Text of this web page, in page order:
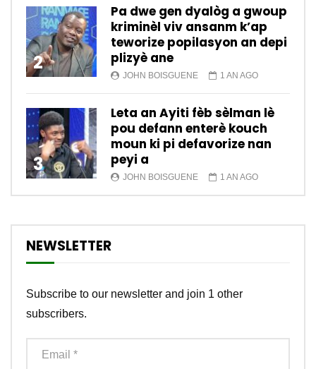
2
Pa dwe gen dyalòg a gwoup
kriminèl viv ansanm k’ap
teworize popilasyon an depi
plizyè ane
JOHN BOISGUENE 1 AN AGO
3
Leta an Ayiti fèb sèlman lè
pou defann enterè kouch
moun ki pi defavorize nan
peyi a
JOHN BOISGUENE 1 AN AGO
NEWSLETTER
Subscribe to our newsletter and join 1 other
subscribers.